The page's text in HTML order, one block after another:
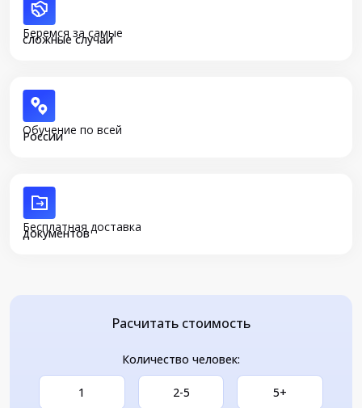
Беремся за самые
сложные случаи
Обучение по всей
России
Бесплатная доставка
документов
Расчитать стоимость
Количество человек:
1 2-5 5+